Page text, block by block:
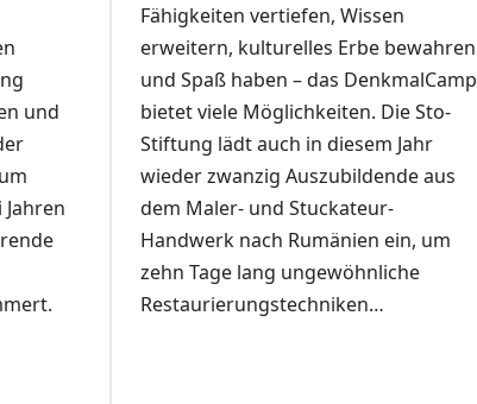
und
Fähigkeiten vertiefen, Wissen
erweitern, kulturelles Erbe bewahren
und Spaß haben – das DenkmalCamp
bietet viele Möglichkeiten. Die Sto-
Stiftung lädt auch in diesem Jahr
wieder zwanzig Auszubildende aus
dem Maler- und Stuckateur-
Handwerk nach Rumänien ein, um
zehn Tage lang ungewöhnliche
Restaurierungstechniken…